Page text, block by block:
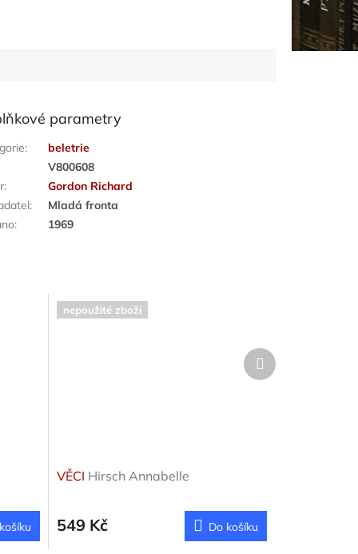
parametry
:
beletrie
V800608
:
Gordon Richard
:
Mladá fronta
: 1969
nepoužité zboží
VĚCI Hirsch Annabelle
549 Kč Do košíku
Další
produkt